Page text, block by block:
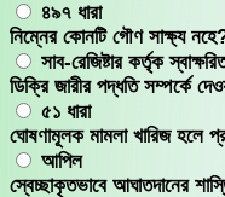
৪৯৭ ধারা
নিম্নের কোনটি গৌণ সাক্ষ্য
সাব-রেজিষ্টার কর্তৃক
ডিক্রি জারীর পদ্ধতি সম্পর্কে
৫১ ধারা
ঘোষণামূলক মামলা খারিজ হলে
আপিল
স্বেচ্ছাকৃতভাবে আঘাতদানের